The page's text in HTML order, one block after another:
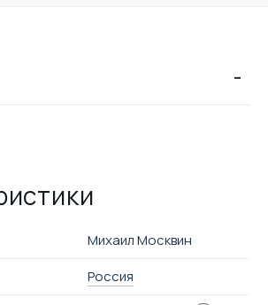
-
Михаил Москвин
Россия